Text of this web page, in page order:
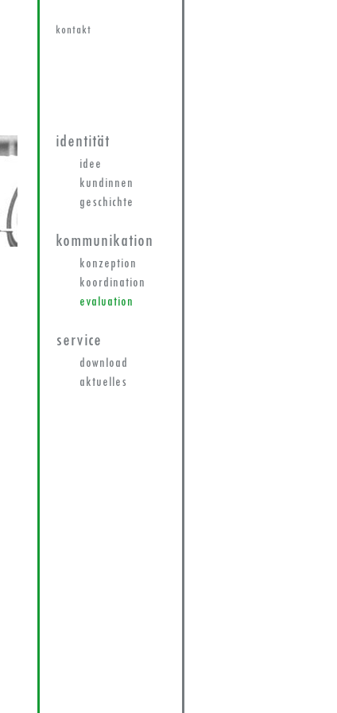
kontakt
identität
idee
kundinnen
geschichte
kommunikation
konzeption
koordination
evaluation
service
download
aktuelles